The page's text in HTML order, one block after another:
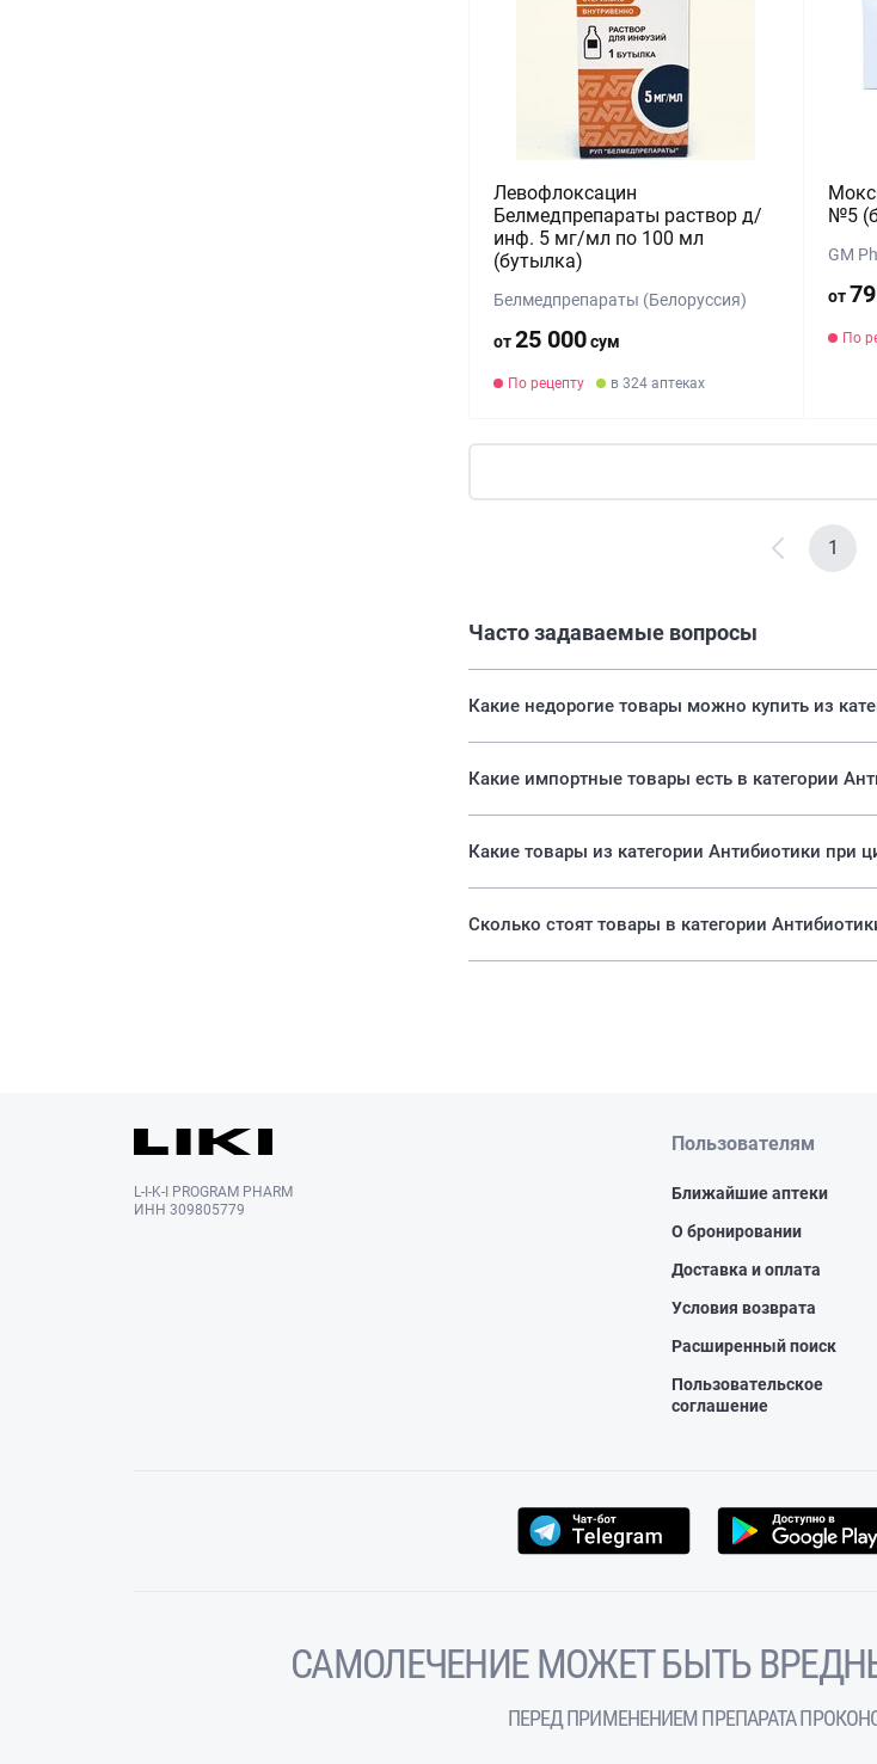
Левофлоксацин
Белмедпрепараты раствор д/
инф. 5 мг/мл по 100 мл
(бутылка)
Белмедпрепараты (Белоруссия)
от25 000сум
По рецепту в 324 аптеках
№5
GM
от
По
1
Часто задаваемые вопросы
Какие недорогие товары можно купить из
Какие импортные товары есть в категории
Какие товары из категории
Сколько стоят товары в категории
L-I-K-I PROGRAM PHARM
ИНН 309805779
Пользователям
Ближайшие аптеки
О бронировании
Доставка и оплата
Условия возврата
Расширенный поиск
Пользовательское
соглашение
САМОЛЕЧЕНИЕ МОЖЕТ БЫТЬ
ПЕРЕД ПРИМЕНЕНИЕМ ПРЕПАРАТА